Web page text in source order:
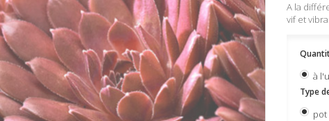
A la
vif et
à
Type
pot